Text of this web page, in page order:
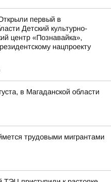
первый в
Детский культурно-
центр «Познавайка»,
нацпроекту
в Магаданской области
трудовыми мигрантами